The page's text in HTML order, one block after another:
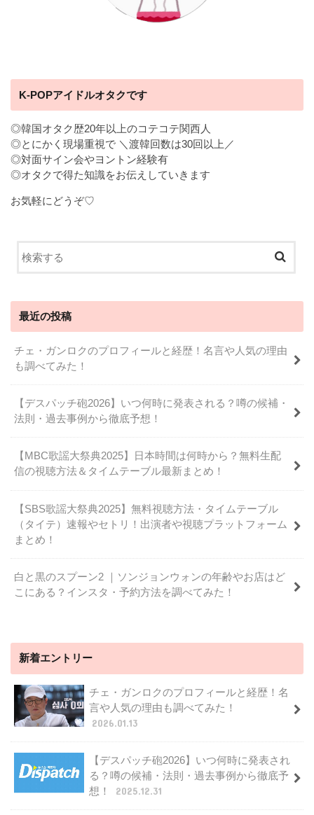
K-POPアイドルオタクです
◎韓国オタク歴20年以上のコテコテ関西人
◎とにかく現場重視で ＼渡韓回数は30回以上／
◎対面サイン会やヨントン経験有
◎オタクで得た知識をお伝えしていきます
お気軽にどうぞ♡
最近の投稿
チェ・ガンロクのプロフィールと経歴！名言や人気の理由
も調べてみた！
【デスパッチ砲2026】いつ何時に発表される？噂の候補・
法則・過去事例から徹底予想！
【MBC歌謡大祭典2025】日本時間は何時から？無料生配
信の視聴方法＆タイムテーブル最新まとめ！
【SBS歌謡大祭典2025】無料視聴方法・タイムテーブル
（タイテ）速報やセトリ！出演者や視聴プラットフォーム
まとめ！
白と黒のスプーン2 ｜ソンジョンウォンの年齢やお店はど
こにある？インスタ・予約方法を調べてみた！
新着エントリー
チェ・ガンロクのプロフィールと経歴！名
言や人気の理由も調べてみた！
2026.01.13
【デスパッチ砲2026】いつ何時に発表され
る？噂の候補・法則・過去事例から徹底予
想！
2025.12.31